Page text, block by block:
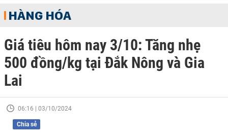
HÀNG HÓA
Giá tiêu hôm nay 3/10: Tăng nhẹ
500 đồng/kg tại Đắk Nông và Gia
Lai
06:16 | 03/10/2024
Chia sẻ